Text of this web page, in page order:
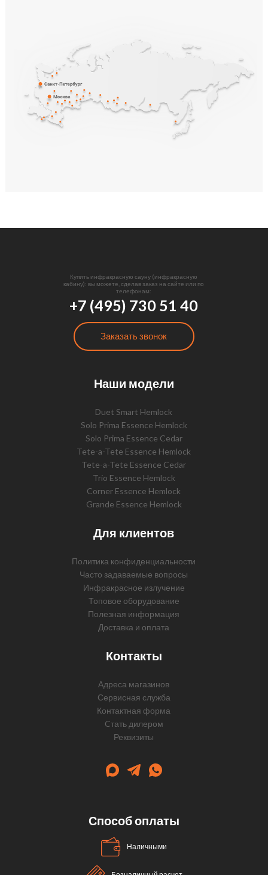
Купить инфракрасную сауну (инфракрасную
кабину): вы можете, сделав заказ на сайте или по
телефонам:
+7 (495) 730 51 40
Заказать звонок
Наши модели
Duet Smart Hemlock
Solo Prima Essence Hemlock
Solo Prima Essence Cedar
Tete-a-Tete Essence Hemlock
Tete-a-Tete Essence Cedar
Trio Essence Hemlock
Corner Essence Hemlock
Grande Essence Hemlock
Для клиентов
Политика конфиденциальности
Часто задаваемые вопросы
Инфракрасное излучение
Топовое оборудование
Полезная информация
Доставка и оплата
Контакты
Адреса магазинов
Сервисная служба
Контактная форма
Cтать дилером
Реквизиты
Способ оплаты
Наличными